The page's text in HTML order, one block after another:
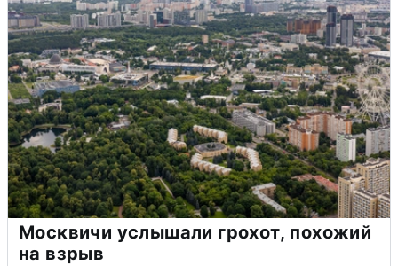
Москвичи услышали грохот, похожий
на взрыв